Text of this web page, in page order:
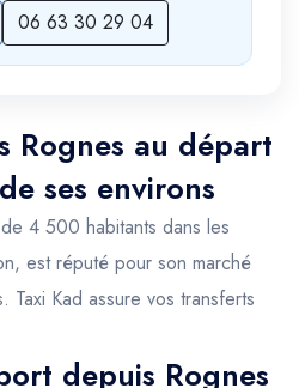
06 63 30 29 04
Rognes au départ
ses environs
4 500 habitants dans les
est réputé pour son marché
Kad assure vos transferts
depuis Rognes